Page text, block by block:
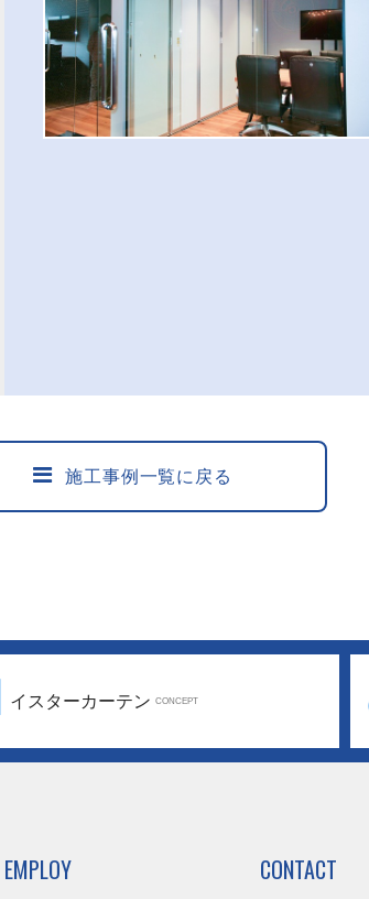
施工事例一覧に戻る
イスターカーテン CONCEPT
EMPLOY CONTACT